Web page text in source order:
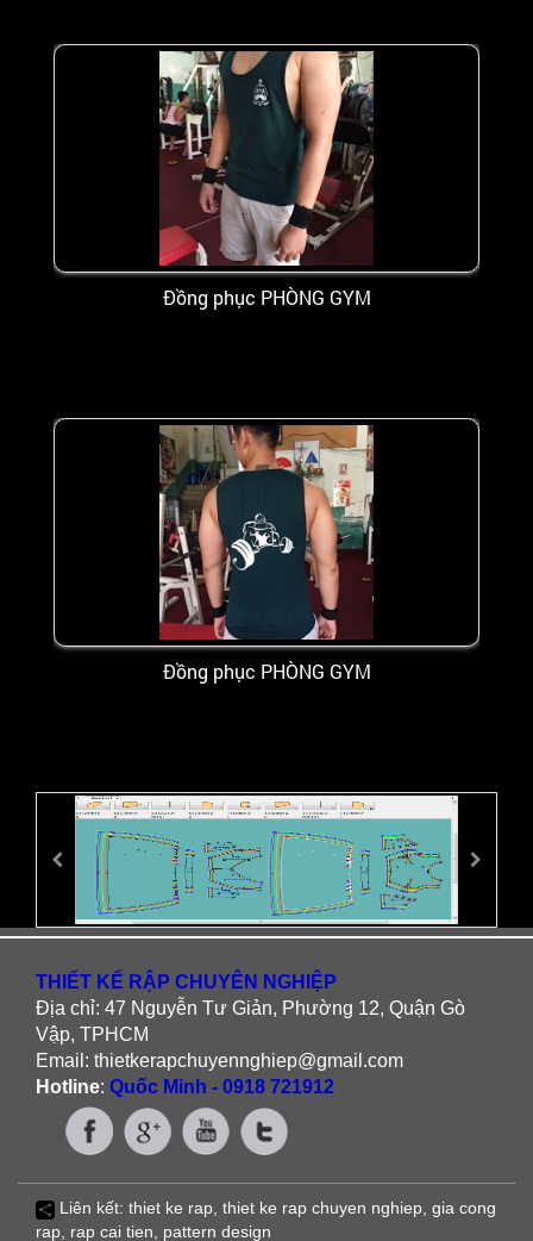
Đồng phục PHÒNG GYM
Đồng phục PHÒNG GYM
THIẾT KẾ RẬP CHUYÊN NGHIỆP
Địa chỉ: 47 Nguyễn Tư Giản, Phường 12, Quận Gò
Vập, TPHCM
Email: thietkerapchuyennghiep@gmail.com
Hotline: Quốc Minh - 0918 721912
Liên kết: thiet ke rap, thiet ke rap chuyen nghiep, gia cong
rap, rap cai tien, pattern design